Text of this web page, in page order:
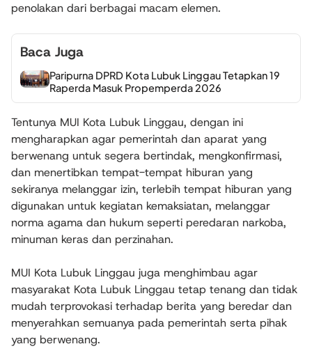
penolakan dari berbagai macam elemen.
Baca Juga
Paripurna DPRD Kota Lubuk Linggau Tetapkan 19
Raperda Masuk Propemperda 2026
Tentunya MUI Kota Lubuk Linggau, dengan ini
mengharapkan agar pemerintah dan aparat yang
berwenang untuk segera bertindak, mengkonfirmasi,
dan menertibkan tempat-tempat hiburan yang
sekiranya melanggar izin, terlebih tempat hiburan yang
digunakan untuk kegiatan kemaksiatan, melanggar
norma agama dan hukum seperti peredaran narkoba,
minuman keras dan perzinahan.
MUI Kota Lubuk Linggau juga menghimbau agar
masyarakat Kota Lubuk Linggau tetap tenang dan tidak
mudah terprovokasi terhadap berita yang beredar dan
menyerahkan semuanya pada pemerintah serta pihak
yang berwenang.